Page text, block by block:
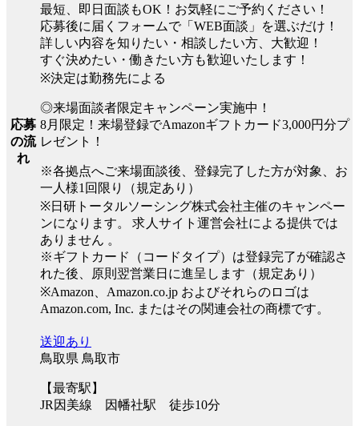
応募
の流
れ
最短、即日面談もOK！お気軽にご予約ください！
応募後に届くフォームで「WEB面談」を選ぶだけ！
詳しい内容を知りたい・相談したい方、大歓迎！
すぐ決めたい・働きたい方も歓迎いたします！
※決定は勤務先による
◎来場面談者限定キャンペーン実施中！
8月限定！来場登録でAmazonギフトカード3,000円分プ
レゼント！
※各拠点へご来場面談後、登録完了した方が対象、お
一人様1回限り（規定あり）
※日研トータルソーシング株式会社主催のキャンペー
ンになります。 求人サイト運営会社による提供では
ありません 。
※ギフトカード（コードタイプ）は登録完了が確認さ
れた後、原則翌営業日に進呈します（規定あり）
※Amazon、Amazon.co.jp およびそれらのロゴは
Amazon.com, Inc. またはその関連会社の商標です。
送迎あり
鳥取県 鳥取市
【最寄駅】
JR因美線 因幡社駅 徒歩10分